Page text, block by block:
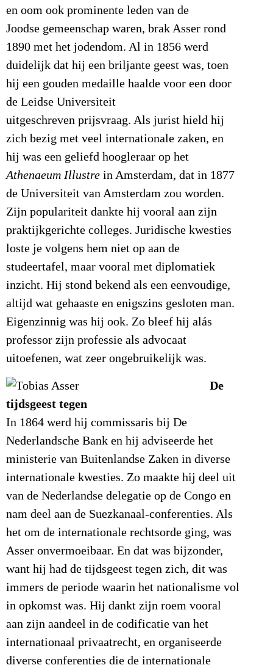
en oom ook prominente leden van de
Joodse gemeenschap waren, brak Asser rond
1890 met het jodendom. Al in 1856 werd
duidelijk dat hij een briljante geest was, toen
hij een gouden medaille haalde voor een door
de Leidse Universiteit
uitgeschreven prijsvraag. Als jurist hield hij
zich bezig met veel internationale zaken, en
hij was een geliefd hoogleraar op het
Athenaeum Illustre in Amsterdam, dat in 1877
de Universiteit van Amsterdam zou worden.
Zijn populariteit dankte hij vooral aan zijn
praktijkgerichte colleges. Juridische kwesties
loste je volgens hem niet op aan de
studeertafel, maar vooral met diplomatiek
inzicht. Hij stond bekend als een eenvoudige,
altijd wat gehaaste en enigszins gesloten man.
Eigenzinnig was hij ook. Zo bleef hij alás
professor zijn professie als advocaat
uitoefenen, wat zeer ongebruikelijk was.
De
tijdsgeest tegen
In 1864 werd hij commissaris bij De
Nederlandsche Bank en hij adviseerde het
ministerie van Buitenlandse Zaken in diverse
internationale kwesties. Zo maakte hij deel uit
van de Nederlandse delegatie op de Congo en
nam deel aan de Suezkanaal-conferenties. Als
het om de internationale rechtsorde ging, was
Asser onvermoeibaar. En dat was bijzonder,
want hij had de tijdsgeest tegen zich, dit was
immers de periode waarin het nationalisme vol
in opkomst was. Hij dankt zijn roem vooral
aan zijn aandeel in de codificatie van het
internationaal privaatrecht, en organiseerde
diverse conferenties die de internationale